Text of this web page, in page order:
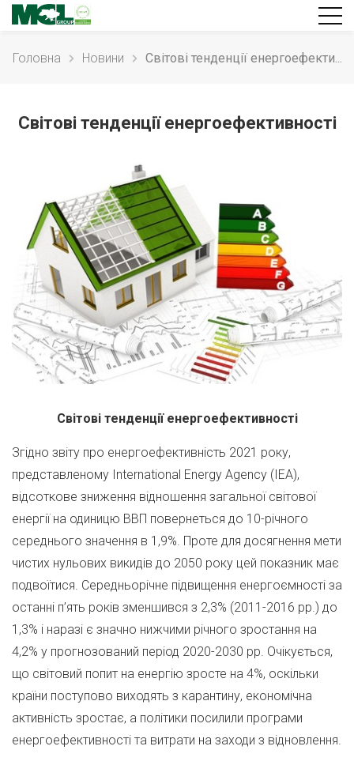
Головна Новини Світові тенденції енергоефекти...
Світові тенденції енергоефективності
Світові тенденції енергоефективності
Згідно звіту про енергоефективність 2021 року,
представленому International Energy Agency (IEA),
відсоткове зниження відношення загальної світової
енергії на одиницю ВВП повернеться до 10-річного
середнього значення в 1,9%. Проте для досягнення мети
чистих нульових викидів до 2050 року цей показник має
подвоїтися. Середньорічне підвищення енергоємності за
останні п’ять років зменшився з 2,3% (2011-2016 рр.) до
1,3% і наразі є значно нижчими річного зростання на
4,2% у прогнозований період 2020-2030 рр. Очікується,
що світовий попит на енергію зросте на 4%, оскільки
країни поступово виходять з карантину, економічна
активність зростає, а політики посилили програми
енергоефективності та витрати на заходи з відновлення.